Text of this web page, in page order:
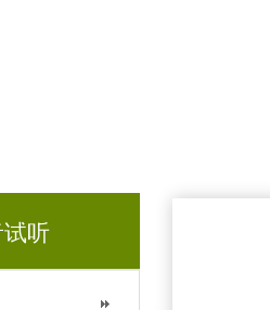
听